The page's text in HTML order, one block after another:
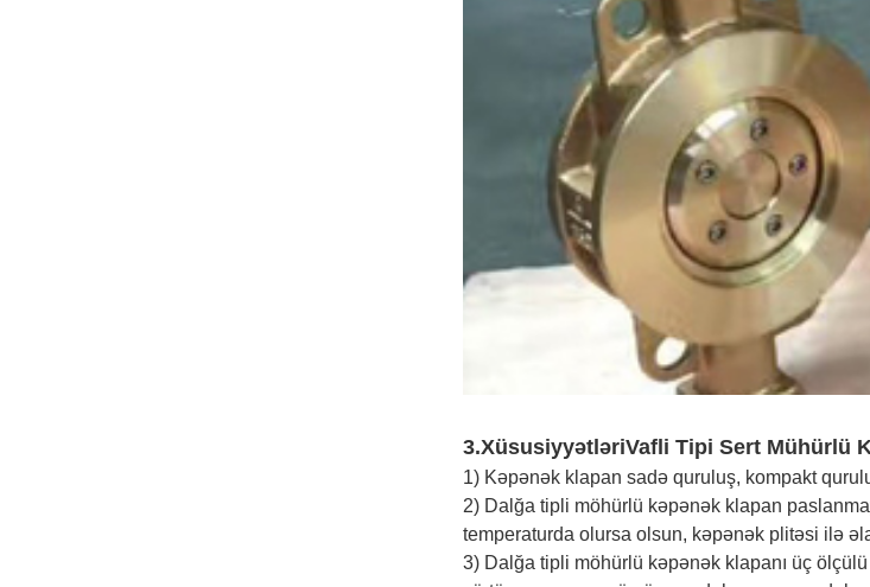
3.XüsusiyyətləriVafli Tipi Sert Mühürlü
1) Kəpənək klapan sadə quruluş, kompakt
2) Dalğa tipli möhürlü kəpənək klapan
temperaturda olursa olsun, kəpənək plitəsi ilə
3) Dalğa tipli möhürlü kəpənək klapanı üç